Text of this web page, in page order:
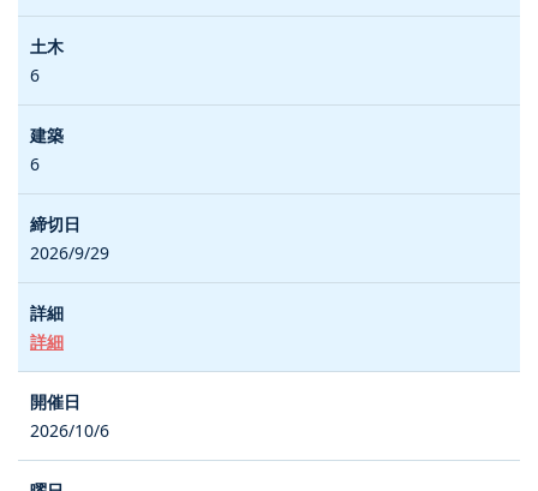
6
6
2026/9/29
詳細
2026/10/6